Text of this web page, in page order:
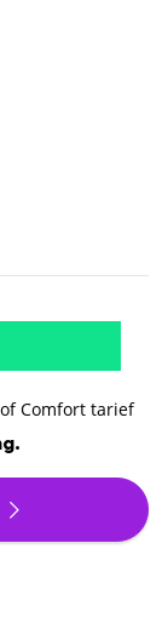
Comfort tarief